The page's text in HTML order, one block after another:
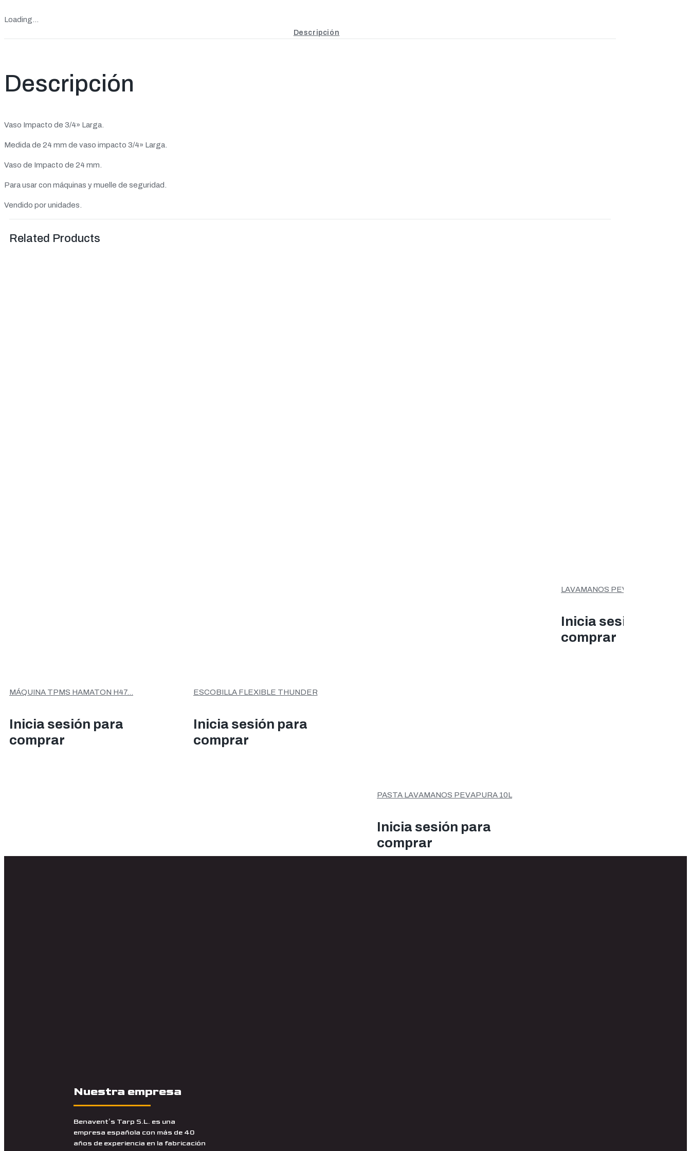
Loading...
Descripción
Descripción
Vaso Impacto de 3/4» Larga.
Medida de 24 mm de vaso impacto 3/4» Larga.
Vaso de Impacto de 24 mm.
Para usar con máquinas y muelle de seguridad.
Vendido por unidades.
Related Products
MÁQUINA TPMS HAMATON H47...
Inicia sesión para
comprar
ESCOBILLA FLEXIBLE THUNDER
Inicia sesión para
comprar
PASTA LAVAMANOS PEVAPURA 10L
Inicia sesión para
comprar
LAVAMANOS PEVASTAR SOFT
Inicia sesión para
comprar
Nuestra empresa
Benavent’s Tarp S.L. es una
empresa española con más de 40
años de experiencia en la fabricación